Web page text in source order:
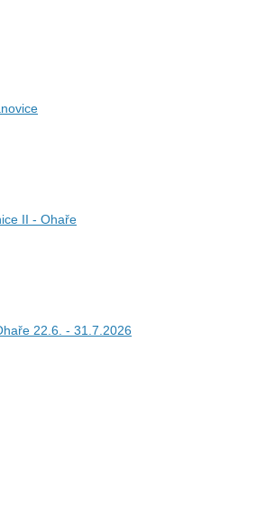
II - Ohaře
22.6. - 31.7.2026